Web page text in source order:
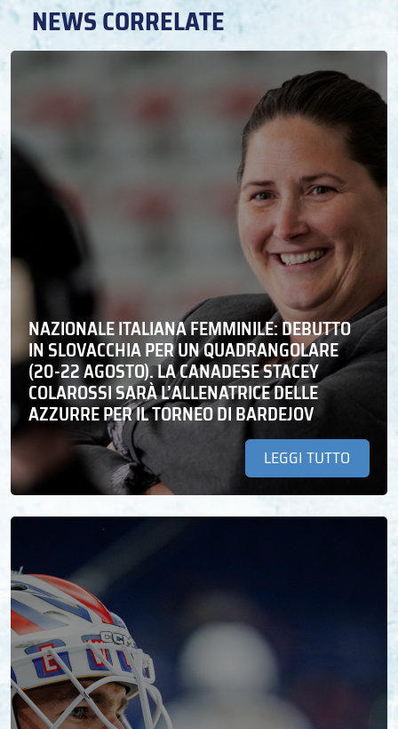
NEWS CORRELATE
NAZIONALE ITALIANA FEMMINILE: DEBUTTO
IN SLOVACCHIA PER UN QUADRANGOLARE
(20-22 AGOSTO). LA CANADESE STACEY
COLAROSSI SARÀ L’ALLENATRICE DELLE
AZZURRE PER IL TORNEO DI BARDEJOV
LEGGI TUTTO